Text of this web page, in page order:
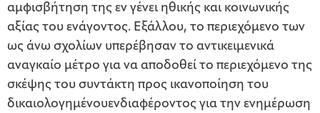
αμφισβήτηση της εν γένει ηθικής και κοινωνικής
αξίας του ενάγοντος. Εξάλλου, το περιεχόμενο των
ως άνω σχολίων υπερέβησαν το αντικειμενικά
αναγκαίο μέτρο για να αποδοθεί το περιεχόμενο της
σκέψης του συντάκτη προς ικανοποίηση του
δικαιολογημένουενδιαφέροντος για την ενημέρωση